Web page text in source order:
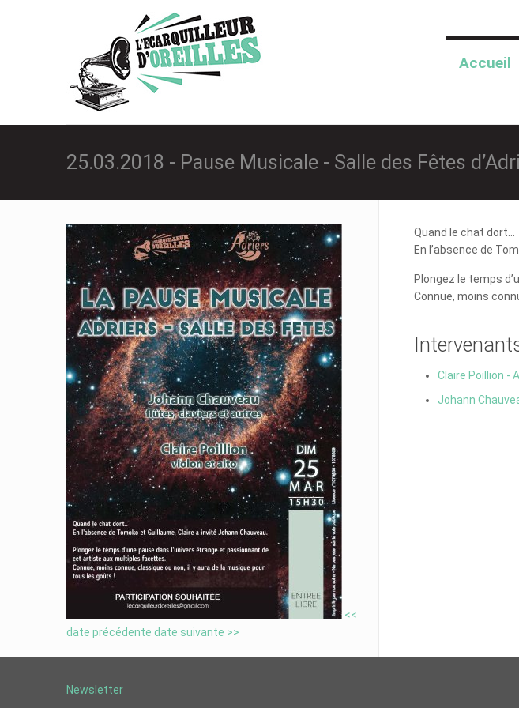
Accueil
25.03.2018 - Pause Musicale - Salle des Fêtes
Quand le chat dort...
En l’absence de
Plongez le temps
Connue, moins
Claire Poillion -
Johann
<<
date précédente date suivante >>
Newsletter